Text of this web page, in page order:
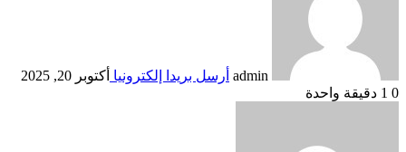
admin أرسل بريدا إلكترونيا أكتوبر 20, 2025
0
دقيقة واحدة